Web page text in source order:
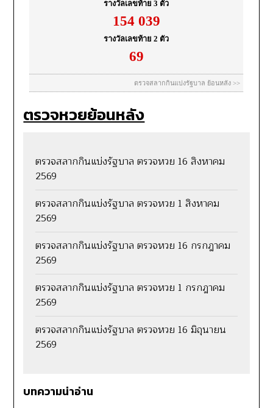
ตรวจหวยย้อนหลัง
ตรวจสลากกินแบ่งรัฐบาล ตรวจหวย 16 สิงหาคม
2569
ตรวจสลากกินแบ่งรัฐบาล ตรวจหวย 1 สิงหาคม
2569
ตรวจสลากกินแบ่งรัฐบาล ตรวจหวย 16 กรกฎาคม
2569
ตรวจสลากกินแบ่งรัฐบาล ตรวจหวย 1 กรกฎาคม
2569
ตรวจสลากกินแบ่งรัฐบาล ตรวจหวย 16 มิถุนายน
2569
บทความน่าอ่าน